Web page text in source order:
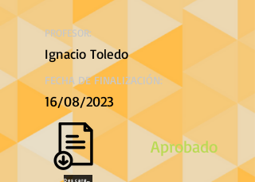
PROFESOR:
Ignacio Toledo
FECHA DE FINALIZACIÓN:
16/08/2023
Aprobado